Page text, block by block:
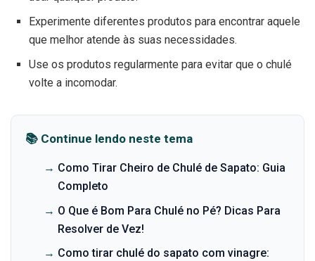
Experimente diferentes produtos para encontrar aquele
que melhor atende às suas necessidades.
Use os produtos regularmente para evitar que o chulé
volte a incomodar.
📚 Continue lendo neste tema
→ Como Tirar Cheiro de Chulé de Sapato: Guia
Completo
→ O Que é Bom Para Chulé no Pé? Dicas Para
Resolver de Vez!
→ Como tirar chulé do sapato com vinagre: